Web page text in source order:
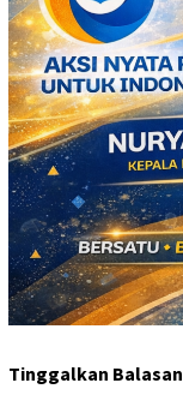
Tinggalkan Balasan